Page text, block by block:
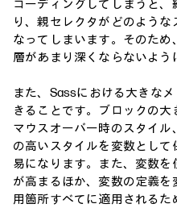
コーディングしてしまうと
り、親セレクタがどのよう
なってしまいます。そのた
層があまり深くならないよう
また、Sassにおける大きな
きることです。ブロックの大
マウスオーバー時のスタイ
の高いスタイルを変数とし
易になります。また、変数
が高まるほか、変数の定義
用箇所すべてに適用される